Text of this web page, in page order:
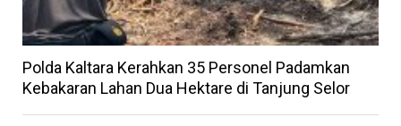
Polda Kaltara Kerahkan 35 Personel Padamkan
Kebakaran Lahan Dua Hektare di Tanjung Selor